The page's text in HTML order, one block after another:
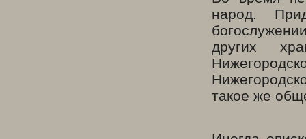
народ.
других
такое же